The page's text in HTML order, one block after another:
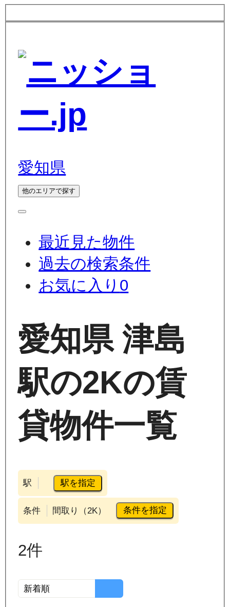
愛知県
他のエリアで探す
最近見た物件
過去の検索条件
お気に入り 0
愛知県 津島
駅の2Kの賃
貸物件一覧
駅 駅を指定
条件 間取り（2K） 条件を指定
2件